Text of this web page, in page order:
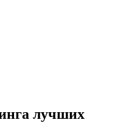
лучших